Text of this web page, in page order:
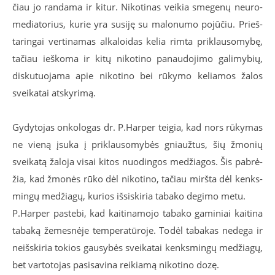
čiau jo ran­da­ma ir ki­tur. Ni­ko­ti­nas vei­kia sme­ge­nų neu­ro­
me­dia­to­rius, ku­rie yra su­si­ję su ma­lo­nu­mo po­jū­čiu. Prieš­
ta­rin­gai ver­ti­na­mas al­ka­loi­das ke­lia rim­ta pri­klau­so­my­bę,
ta­čiau ieš­ko­ma ir ki­tų ni­ko­ti­no pa­nau­do­ji­mo ga­li­my­bių,
dis­ku­tuo­ja­ma apie ni­ko­ti­no bei rū­ky­mo ke­lia­mos ža­los
svei­ka­tai at­sky­ri­mą.
Gy­dy­to­jas on­ko­lo­gas dr. P.Har­per tei­gia, kad nors rū­ky­mas
ne vie­ną įsu­ka į pri­klau­so­my­bės gniauž­tus, šių žmo­nių
svei­ka­tą ža­lo­ja vi­sai ki­tos nuo­din­gos me­džia­gos. Šis pa­brė­
žia, kad žmo­nės rū­ko dėl ni­ko­ti­no, ta­čiau mirš­ta dėl kenks­
min­gų me­džia­gų, ku­rios iš­si­ski­ria ta­ba­ko de­gi­mo me­tu.
P.Har­per pa­ste­bi, kad kai­ti­na­mo­jo ta­ba­ko ga­mi­niai kai­ti­na
ta­ba­ką že­mes­nė­je tem­pe­ra­tū­ro­je. To­dėl ta­ba­kas ne­de­ga ir
ne­iš­ski­ria to­kios gau­sy­bės svei­ka­tai kenks­min­gų me­džia­gų,
bet var­to­to­jas pa­si­sa­vi­na rei­kia­mą ni­ko­ti­no do­zę.